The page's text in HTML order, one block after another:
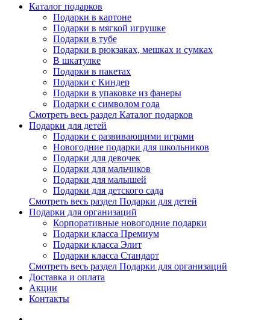
Каталог подарков
Подарки в картоне
Подарки в мягкой игрушке
Подарки в тубе
Подарки в рюкзаках, мешках и сумках
В шкатулке
Подарки в пакетах
Подарки с Киндер
Подарки в упаковке из фанеры
Подарки с символом года
Смотреть весь раздел Каталог подарков
Подарки для детей
Подарки с развивающими играми
Новогодние подарки для школьников
Подарки для девочек
Подарки для мальчиков
Подарки для малышей
Подарки для детского сада
Смотреть весь раздел Подарки для детей
Подарки для организаций
Корпоративные новогодние подарки
Подарки класса Премиум
Подарки класса Элит
Подарки класса Стандарт
Смотреть весь раздел Подарки для организаций
Доставка и оплата
Акции
Контакты